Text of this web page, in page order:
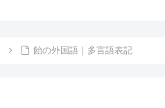
飴の外国語｜多言語表記